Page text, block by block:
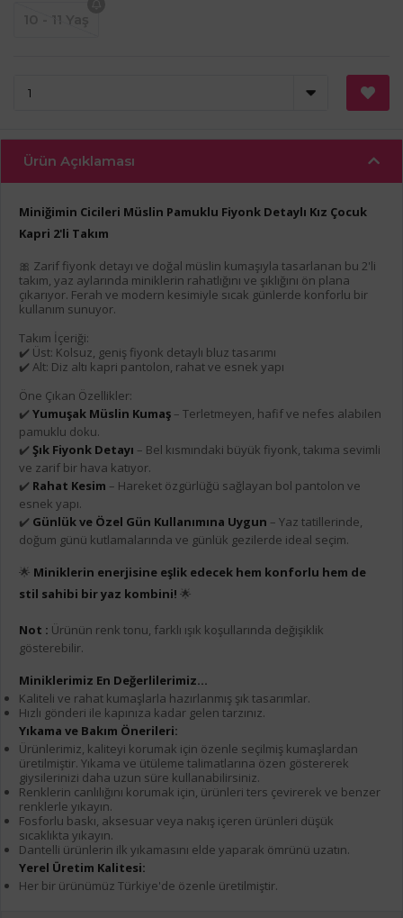
Ürün Açıklaması
Miniğimin Cicileri Müslin Pamuklu Fiyonk Detaylı Kız Çocuk
Kapri 2'li Takım
🎀 Zarif fiyonk detayı ve doğal müslin kumaşıyla tasarlanan bu 2'li
takım, yaz aylarında miniklerin rahatlığını ve şıklığını ön plana
çıkarıyor. Ferah ve modern kesimiyle sıcak günlerde konforlu bir
kullanım sunuyor.
Takım İçeriği:
✔️ Üst: Kolsuz, geniş fiyonk detaylı bluz tasarımı
✔️ Alt: Diz altı kapri pantolon, rahat ve esnek yapı
Öne Çıkan Özellikler:
✔️ Yumuşak Müslin Kumaş – Terletmeyen, hafif ve nefes alabilen
pamuklu doku.
✔️ Şık Fiyonk Detayı – Bel kısmındaki büyük fiyonk, takıma sevimli
ve zarif bir hava katıyor.
✔️ Rahat Kesim – Hareket özgürlüğü sağlayan bol pantolon ve
esnek yapı.
✔️ Günlük ve Özel Gün Kullanımına Uygun – Yaz tatillerinde,
doğum günü kutlamalarında ve günlük gezilerde ideal seçim.
🌟 Miniklerin enerjisine eşlik edecek hem konforlu hem de
stil sahibi bir yaz kombini! 🌟
Not : Ürünün renk tonu, farklı ışık koşullarında değişiklik
gösterebilir.
Miniklerimiz En Değerlilerimiz...
Kaliteli ve rahat kumaşlarla hazırlanmış şık tasarımlar.
Hızlı gönderi ile kapınıza kadar gelen tarzınız.
Yıkama ve Bakım Önerileri:
Ürünlerimiz, kaliteyi korumak için özenle seçilmiş kumaşlardan
üretilmiştir. Yıkama ve ütüleme talimatlarına özen göstererek
giysilerinizi daha uzun süre kullanabilirsiniz.
Renklerin canlılığını korumak için, ürünleri ters çevirerek ve benzer
renklerle yıkayın.
Fosforlu baskı, aksesuar veya nakış içeren ürünleri düşük
sıcaklıkta yıkayın.
Dantelli ürünlerin ilk yıkamasını elde yaparak ömrünü uzatın.
Yerel Üretim Kalitesi:
Her bir ürünümüz Türkiye'de özenle üretilmiştir.